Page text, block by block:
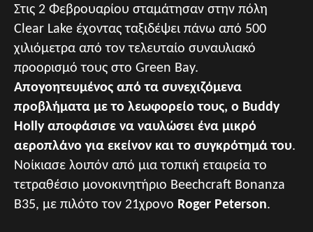
Στις 2 Φεβρουαρίου σταμάτησαν στην πόλη
Clear Lake έχοντας ταξιδέψει πάνω από 500
χιλιόμετρα από τον τελευταίο συναυλιακό
προορισμό τους στο Green Bay.
Απογοητευμένος από τα συνεχιζόμενα
προβλήματα με το λεωφορείο τους, ο Buddy
Holly αποφάσισε να ναυλώσει ένα μικρό
αεροπλάνο για εκείνον και το συγκρότημά του.
Νοίκιασε λοιπόν από μια τοπική εταιρεία το
τετραθέσιο μονοκινητήριο Beechcraft Bonanza
B35, με πιλότο τον 21χρονο Roger Peterson.